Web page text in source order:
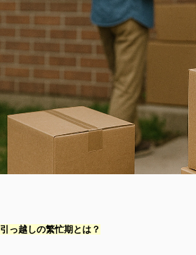
引っ越しの繁忙期とは？